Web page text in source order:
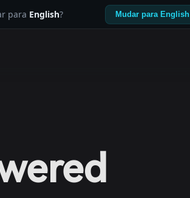
para English? Mudar para English